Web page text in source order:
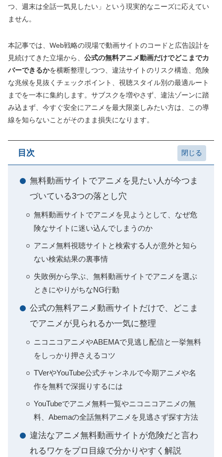
つ、週末は全話一気見したい」という現実的なニーズに応えてい
ません。
本記事では、Web戦略の現場で動画サイトのコードと広告設計を
見続けてきた立場から、 公式の無料アニメ動画だけでどこまでカ
バーできるかを横断整理しつつ、違法サイトのリスク構造、危険
な兆候を見抜くチェックポイント、視聴スタイル別の最適ルート
までを一本に集約します。サブスクを増やさず、違法ゾーンに踏
み込まず、今すぐ安全にアニメを最大限楽しみたい方は、この導
線を知らないことがそのまま損失になります。
目次
無料動画サイトでアニメを見たい人が今つま
づいている3つの落とし穴
無料動画サイトでアニメを見ようとして、なぜ危
険なサイトに迷い込んでしまうのか
アニメ無料視聴サイトと検索する人が意外と知ら
ない検索結果の裏事情
失敗例から学ぶ、無料動画サイトでアニメを選ぶ
ときにやりがちなNG行動
公式の無料アニメ動画サイトだけで、どこま
でアニメが見られるか一気に整理
ニコニコアニメやABEMAで見逃し配信と一挙無料
をしっかり押さえるコツ
TVerやYouTube公式チャンネルで今期アニメや名
作を無料で深掘りするには
YouTubeでアニメ無料一覧やニコニコアニメの無
料、Abemaの全話無料アニメを見逃さず探す方法
違法なアニメ無料動画サイトが危険だと言わ
れるワケをプロ目線で分かりやすく解説